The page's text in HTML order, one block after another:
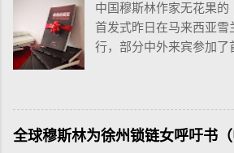
中国穆斯林作家无花果的
首发式昨日在马来西亚
行，部分中外来宾参加了
关注，后来由垂鼎文化
一再拖延，近期马来西亚
倍受关注的首发式终于成
全球穆斯林为徐州锁链女呼吁书（